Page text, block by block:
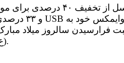
ایرانسل از تخفیف ۴۰
فرارسیدن سالروز میلاد
(ع) و روز پدر خبر داد.